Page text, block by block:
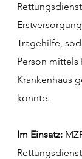
Tragehilfe,
Person mittels
Krankenhaus
konnte.
Im Einsatz: